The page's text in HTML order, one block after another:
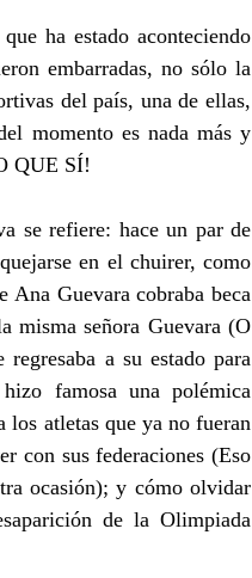
ha estado aconteciendo
embarradas, no sólo la
del país, una de ellas,
momento es nada más y
QUE SÍ!
se refiere: hace un par de
en el chuirer, como
Ana Guevara cobraba beca
misma señora Guevara (O
a su estado para
famosa una polémica
los atletas que ya no fueran
con sus federaciones (Eso
ocasión); y cómo olvidar
de la Olimpiada